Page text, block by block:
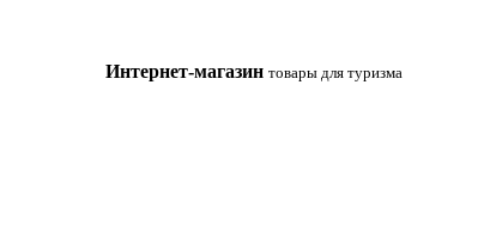
Интернет-магазин товары для туризма